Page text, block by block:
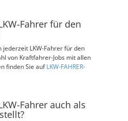
Fahrer für den
LKW-Fahrer für den
von Kraftfahrer-Jobs mit allen
finden Sie aufLKW-FAHRER-
Fahrer auch als